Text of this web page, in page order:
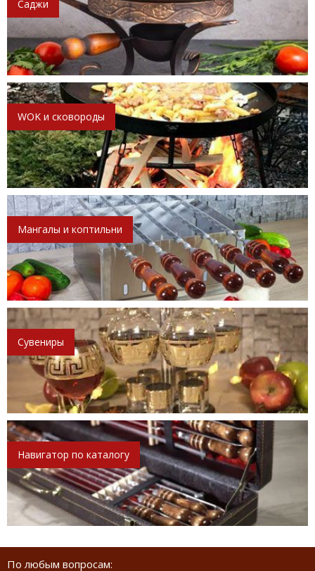
Саджи
WOK и сковороды
Мангалы и коптильни
Сувениры
Навигатор по каталогу
По любым вопросам: